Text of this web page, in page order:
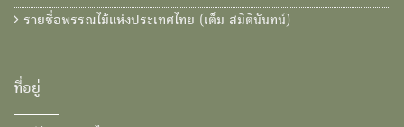
รายชื่อพรรณไม้แห่งประเทศไทย (เต็ม สมิตินันทน์)
ที่อยู่